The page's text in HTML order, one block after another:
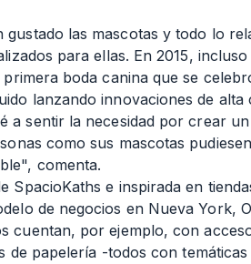
gustado las mascotas y todo lo
para ellas. En 2015,
boda canina que se
lanzando innovaciones de
a sentir la necesidad por crear
como sus mascotas
comenta.
SpacioKaths e inspirada en
de negocios en Nueva York,
cuentan, por ejemplo, con
de papelería -todos con